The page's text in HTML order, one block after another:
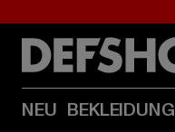
NEU BEKLEIDUNG